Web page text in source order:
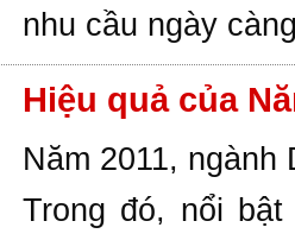
nhu cầu ngày
Hiệu quả của
Năm 2011,
Trong đó, nổi